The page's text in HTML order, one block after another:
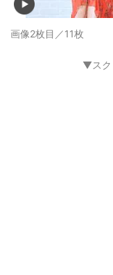
画像2枚目／11枚
▼スク